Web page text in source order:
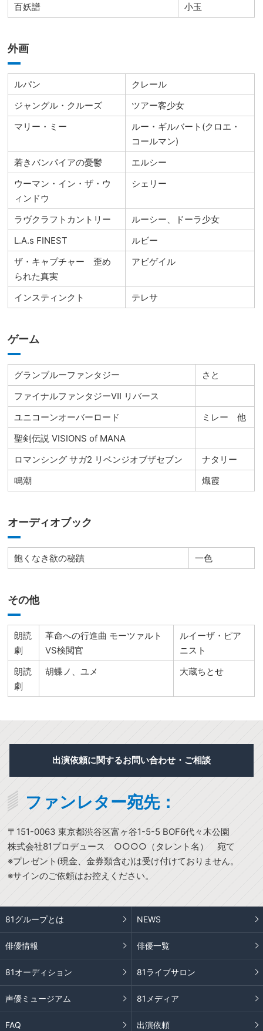
百妖譜
小玉
外画
ルパン
クレール
ジャングル・クルーズ
ツアー客少女
マリー・ミー
ルー・ギルバート(クロエ・
コールマン)
若きバンパイアの憂鬱
エルシー
ウーマン・イン・ザ・ウ
ィンドウ
シェリー
ラヴクラフトカントリー
ルーシー、ドーラ少女
L.A.s FINEST
ルビー
ザ・キャプチャー 歪め
られた真実
アビゲイル
インスティンクト テレサ
ゲーム
グランブルーファンタジー
さと
ファイナルファンタジーⅦ リバース
ユニコーンオーバーロード
ミレー 他
聖剣伝説 VISIONS of MANA
ロマンシング サガ2 リベンジオブザセブン
ナタリー
鳴潮
熾霞
オーディオブック
飽くなき欲の秘蹟 一色
その他
朗読
劇
革命への行進曲 モーツァルト
VS検閲官
ルイーザ・ピア
ニスト
朗読
劇
胡蝶ノ、ユメ 大蔵ちとせ
出演依頼に関するお問い合わせ・ご相談
ファンレター宛先：
〒151-0063 東京都渋谷区富ヶ谷1-5-5 BOF6代々木公園
株式会社81プロデュース ○○○○（タレント名） 宛て
※プレゼント(現金、金券類含む)は受け付けておりません。
※サインのご依頼はお控えください。
81グループとは NEWS
俳優情報 俳優一覧
81オーディション 81ライブサロン
声優ミュージアム 81メディア
FAQ 出演依頼